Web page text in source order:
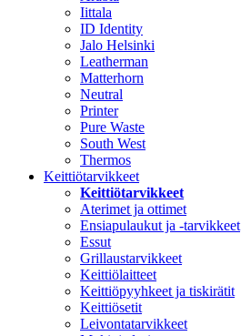
Iittala
ID Identity
Jalo Helsinki
Leatherman
Matterhorn
Neutral
Printer
Pure Waste
South West
Thermos
Keittiötarvikkeet
Keittiötarvikkeet
Aterimet ja ottimet
Ensiapulaukut ja -tarvikkeet
Essut
Grillaustarvikkeet
Keittiölaitteet
Keittiöpyyhkeet ja tiskirätit
Keittiösetit
Leivontatarvikkeet